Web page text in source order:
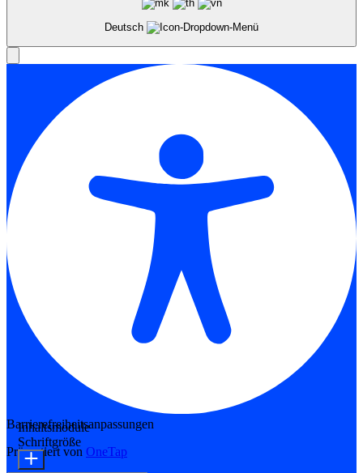
Deutsch
Barrierefreiheitsanpassungen
Präsentiert von OneTap
Inhaltsmodule
Schriftgröße